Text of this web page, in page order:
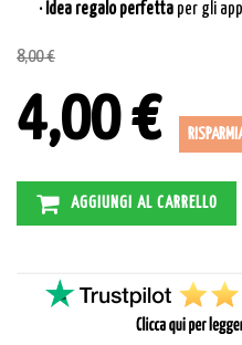
· Idea regalo perfetta per gli
8,00 €
4,00 €
AGGIUNGI AL CARRELLO